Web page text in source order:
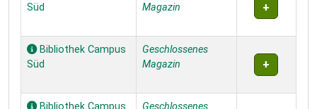
Süd
Magazin
Bibliothek Campus
Süd
Geschlossenes
Magazin